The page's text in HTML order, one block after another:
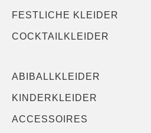
FESTLICHE KLEIDER
COCKTAILKLEIDER
ABIBALLKLEIDER
KINDERKLEIDER
ACCESSOIRES